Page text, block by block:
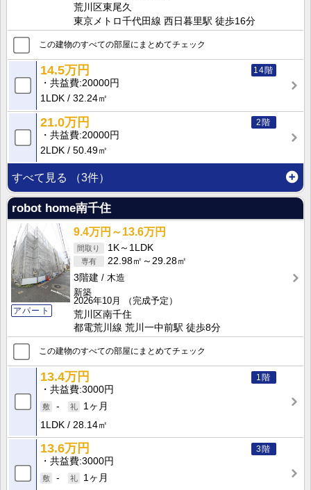
荒川区東尾久
東京メトロ千代田線 西日暮里駅 徒歩16分
この建物のすべての部屋にまとめてチェック
14階
14.5万円
共益費 20000円
1LDK
32.24㎡
2階
21.0万円
共益費 20000円
2LDK
50.49㎡
すべて見る （3件）
robot home南千住
アパート
9.4万円～13.6万円
1K～1LDK
22.98㎡～29.28㎡
3階建
木造
新築
2026年10月
（完成予定）
荒川区南千住
都電荒川線 荒川一中前駅 徒歩8分
この建物のすべての部屋にまとめてチェック
1階
13.4万円
共益費 3000円
-
1ヶ月
1LDK
28.14㎡
3階
13.6万円
共益費 3000円
-
1ヶ月